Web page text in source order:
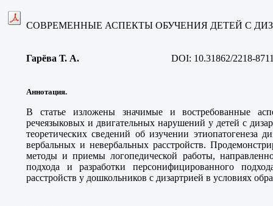
СОВРЕМЕННЫЕ АСПЕКТЫ ОБУЧЕНИЯ ДЕТЕЙ С
Гарёва Т. А. DOI: 10.31862/2218-
Аннотация.
В статье изложены значимые и востребованные
речеязыковых и двигательных нарушений у детей с
теоретических сведений об изучении этиопатогенеза
вербальных и невербальных расстройств.
методы и приемы логопедической работы,
подхода и разработки персонифицированного
расстройств у дошкольников с дизартрией в условиях